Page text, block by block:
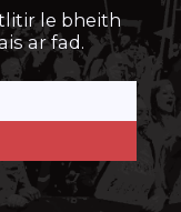
le bheith
ar fad.